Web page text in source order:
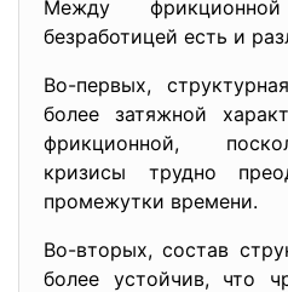
Между
безработицей есть и
Во-первых,
более затяжной
фрикционной,
кризисы трудно
промежутки времени.
Во-вторых, состав
более устойчив, что